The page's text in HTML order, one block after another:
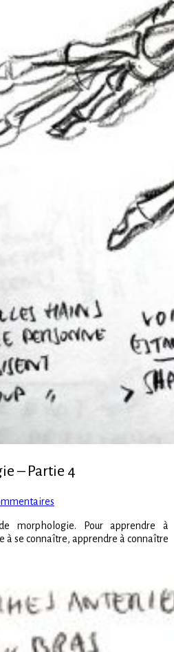
– Partie 4
de
morphologie
morphologie. Pour apprendre à
à se connaître, apprendre à connaître